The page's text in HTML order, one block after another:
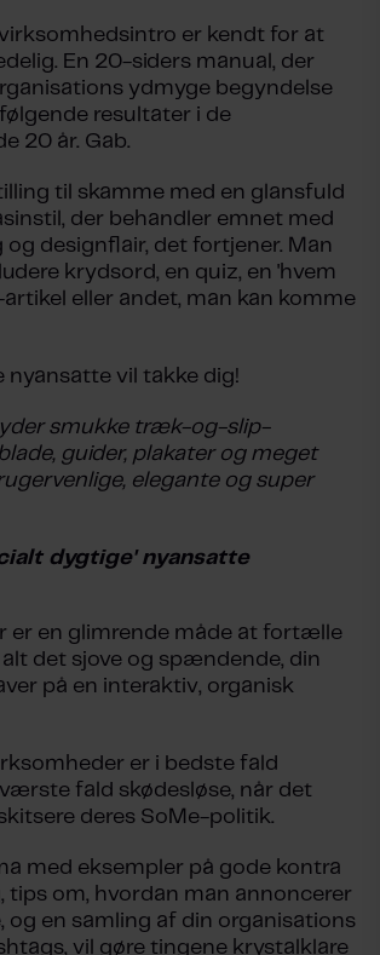
virksomhedsintro er kendt for at
En 20-siders manual, der
ydmyge begyndelse
resultater i de
20 år. Gab.
til skamme med en glansfuld
der behandler emnet med
designflair, det fortjener. Man
krydsord, en quiz, en 'hvem
eller andet, man kan komme
nyansatte vil takke dig!
smukke træk-og-slip-
guider, plakater og meget
elegante og super
dygtige' nyansatte
er en glimrende måde at fortælle
det sjove og spændende, din
på en interaktiv, organisk
er i bedste fald
fald skødesløse, når det
deres SoMe-politik.
med eksempler på gode kontra
tips om, hvordan man annoncerer
og en samling af din organisations
vil gøre tingene krystalklare